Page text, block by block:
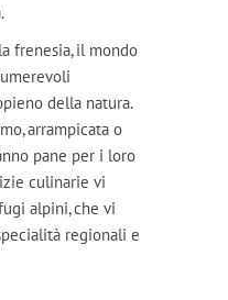
frenesia, il mondo
della natura.
arrampicata o
pane per i loro
culinarie vi
alpini, che vi
regionali e